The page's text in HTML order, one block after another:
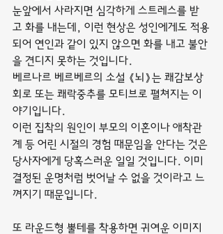
눈앞에서 사라지면 심각하게 스트레스를 받
고 화를 내는데, 이런 현상은 성인에게도 적용
되어 연인과 같이 있지 않으면 화를 내고 불안
을 견디지 못하는 것입니다.
베르나르 베르베르의 소설 《뇌》는 쾌감보상
회로 또는 쾌락중추를 모티브로 펼쳐지는 이
야기입니다.
이런 집착의 원인이 부모의 이혼이나 애착관
계 등 어린 시절의 경험 때문임을 안다는 것은
당사자에게 당혹스러운 일일 것입니다. 이미
결정된 운명처럼 벗어날 수 없을 것이라고 느
껴지기 때문입니다.
또 라운드형 뿔테를 착용하면 귀여운 이미지